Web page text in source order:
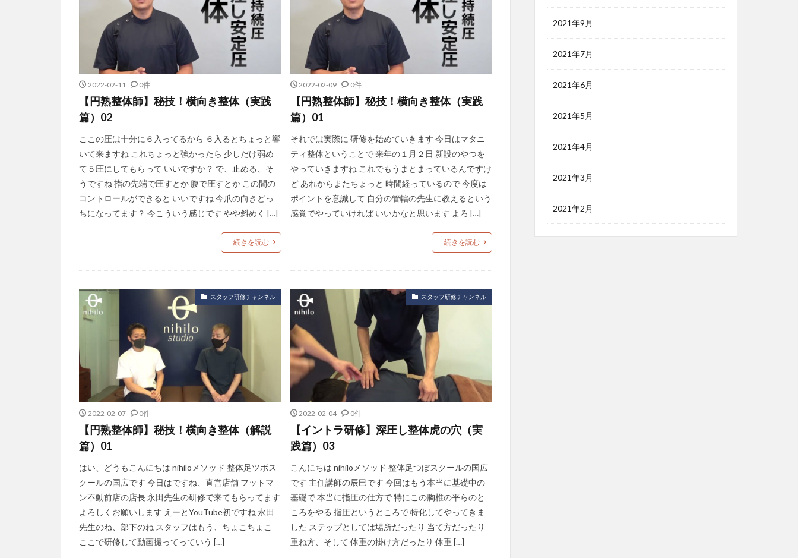
2022-02-11 0件
【円熟整体師】秘技！横向き整体（実践
篇）02
ここの圧は十分に６入ってるから ６入るとちょっと響
いて来ますね これちょっと強かったら 少しだけ弱め
て５圧にしてもらって いいですか？ で、止める、そ
うですね 指の先端で圧すとか 腹で圧すとか この間の
コントロールができると いいですね 今爪の向きどっ
ちになってます？ 今こういう感じです やや斜めく […]
続きを読む
2022-02-09 0件
【円熟整体師】秘技！横向き整体（実践
篇）01
それでは実際に 研修を始めていきます 今日はマタニ
ティ整体ということで 来年の１月２日 新設のやつを
やっていきますね これでもうまとまっているんですけ
ど あれからまたちょっと 時間経っているので 今度は
ポイントを意識して 自分の管轄の先生に教えるという
感覚でやっていければ いいかなと思います よろ […]
続きを読む
スタッフ研修チャンネル
2022-02-07 0件
【円熟整体師】秘技！横向き整体（解説
篇）01
はい、どうもこんにちは nihiloメソッド 整体足ツボス
クールの国広です 今日はですね、直営店舗 フットマ
ン不動前店の店長 永田先生の研修で来てもらってます
よろしくお願いします えーとYouTube初ですね 永田
先生のね、部下のね スタッフはもう、ちょこちょこ
ここで研修して動画撮ってっていう […]
スタッフ研修チャンネル
2022-02-04 0件
【イントラ研修】深圧し整体虎の穴（実
践篇）03
こんにちは nihiloメソッド 整体足つぼスクールの国広
です 主任講師の辰巳です 今回はもう本当に基礎中の
基礎で 本当に指圧の仕方で 特にこの胸椎の平らのと
ころをやる 指圧というところで 特化してやってきま
した ステップとしては場所だったり 当て方だったり
重ね方、そして 体重の掛け方だったり 体重 […]
2021年9月
2021年7月
2021年6月
2021年5月
2021年4月
2021年3月
2021年2月